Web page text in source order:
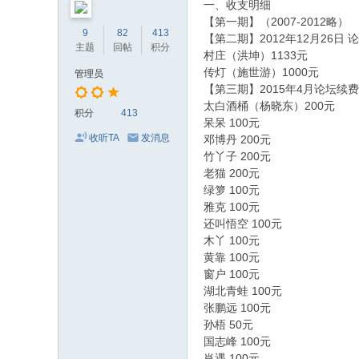
9
主题
82
回帖
413
积分
管理员
积分 413
收听TA 发消息
一、收支明细
【第一期】（2007-2012略）
【第二期】2012年12月26日
村庄（洪坤）1133元
传灯（施世游）1000元
【第三期】2015年4月论坛续费
太白酒桶（杨晓东）200元
呆呆 100元
邓博丹 200元
竹丫子 200元
老猫 200元
绿箩 100元
雅克 100元
还叫悟空 100元
木丫 100元
黄靠 100元
窗户 100元
湖北青蛙 100元
张鹏远 100元
孙梧 50元
国志峰 100元